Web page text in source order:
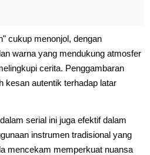
cukup menonjol, dengan
warna yang mendukung atmosfer
cerita. Penggambaran
kesan autentik terhadap latar
serial ini juga efektif dalam
instrumen tradisional yang
mencekam memperkuat nuansa